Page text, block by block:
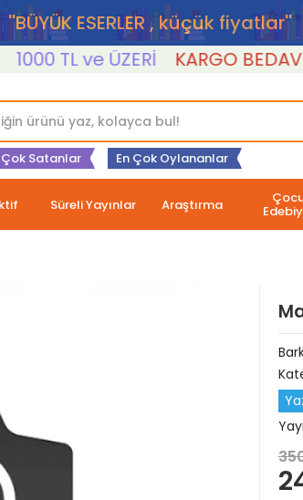
''BÜYÜK ESERLER , küçük fiyatlar''
TL ve ÜZERİ KARGO BEDAVA
Çok Satanlar En Çok Oylananlar
Süreli Yayınlar Araştırma